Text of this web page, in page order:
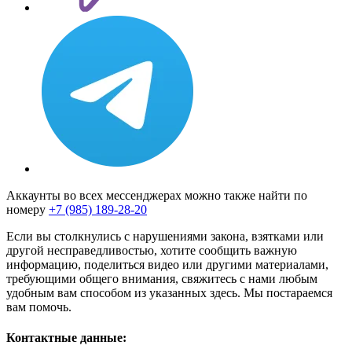
Аккаунты во всех мессенджерах можно также найти по
номеру +7 (985) 189-28-20
Если вы столкнулись с нарушениями закона, взятками или
другой несправедливостью, хотите сообщить важную
информацию, поделиться видео или другими материалами,
требующими общего внимания, свяжитесь с нами любым
удобным вам способом из указанных здесь. Мы постараемся
вам помочь.
Контактные данные: